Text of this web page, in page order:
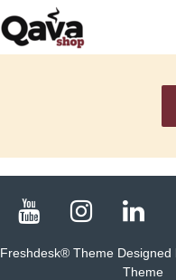
Freshdesk® Theme Designed
Theme